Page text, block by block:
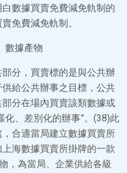
數據買賣免費減免軌制的
免費減免軌制。
數據產物
分，買賣標的是與公共辦
給公共辦事之目標，公共
分在場內買賣該類數據或
化、差別化的辦事”。(38)此
合適當局建立數據買賣所
海數據買賣所掛牌的一款
，為當局、企業供給各級